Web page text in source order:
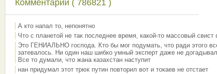
Комментарии ( 786821 )
А кто напал то, непонятно
Что с планетой не так последнее время, какой-то массовый свист
Это ГЕНИАЛЬНО господа. Кто бы мог подумать, что ради этого
затевалось. Ни один наш шибко умный эксперт даже не
Все то думали, что жана казахстан наступит
нан придумал этот трюк путин повторил вот и токаев не отстает